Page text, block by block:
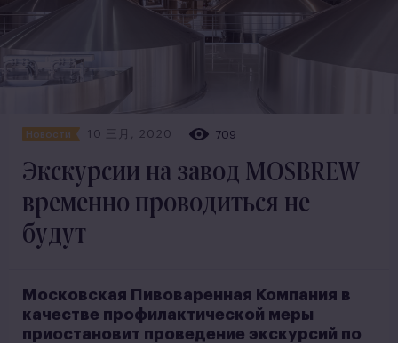
Новости 10 三月, 2020 709
Экскурсии на завод MOSBREW
временно проводиться не
будут
Московская Пивоваренная Компания в
качестве профилактической меры
приостановит проведение экскурсий по